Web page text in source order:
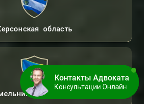
область
область
Контакты Адвоката
Консультации Онлайн